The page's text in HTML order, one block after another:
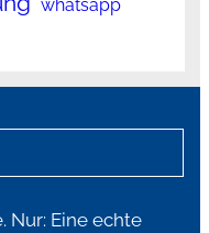
whatsapp
Nur: Eine echte